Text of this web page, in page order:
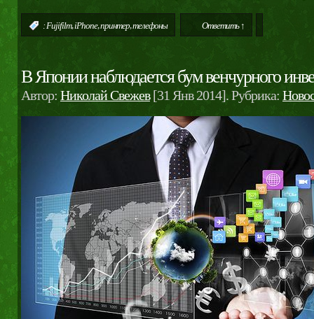
: Fujifilm,iPhone,принтер,телефоны Ответить ↑
В Японии наблюдается бум венчурного
Автор: Николай Свежев[31 Янв 2014]. Рубрика: